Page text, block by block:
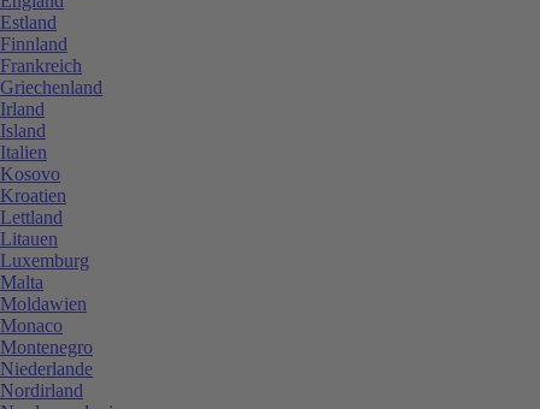
Estland
Finnland
Frankreich
Griechenland
Irland
Island
Italien
Kosovo
Kroatien
Lettland
Litauen
Luxemburg
Malta
Moldawien
Monaco
Montenegro
Niederlande
Nordirland